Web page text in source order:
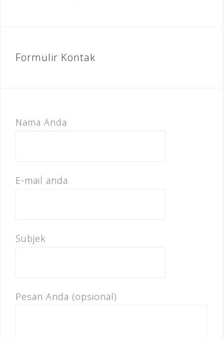
Formulir Kontak
Nama Anda
E-mail anda
Subjek
Pesan Anda (opsional)